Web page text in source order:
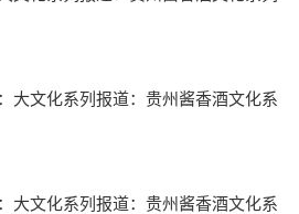
大文化系列报道：贵州酱香酒文化系
大文化系列报道：贵州酱香酒文化系